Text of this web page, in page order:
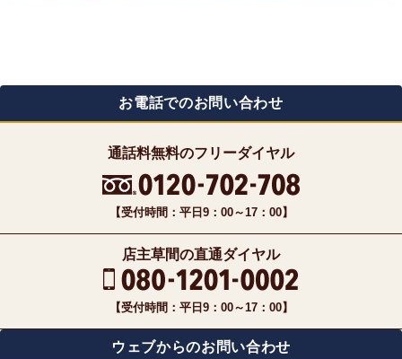
お電話でのお問い合わせ
通話料無料のフリーダイヤル
【受付時間：平日9：00～17：00】
店主草間の直通ダイヤル
【受付時間：平日9：00～17：00】
ウェブからのお問い合わせ